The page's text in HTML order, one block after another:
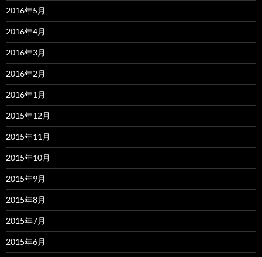
2016年5月
2016年4月
2016年3月
2016年2月
2016年1月
2015年12月
2015年11月
2015年10月
2015年9月
2015年8月
2015年7月
2015年6月